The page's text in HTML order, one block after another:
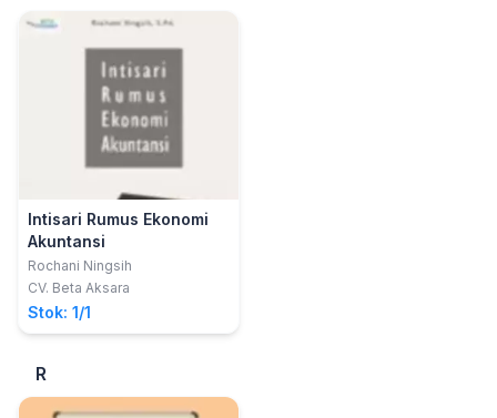
Intisari Rumus Ekonomi
Akuntansi
Rochani Ningsih
CV. Beta Aksara
Stok: 1/1
R